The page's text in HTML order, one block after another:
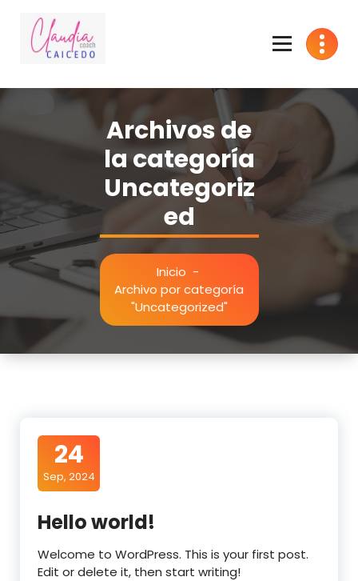
contenido
Archivos de
la categoría
Uncategoriz
ed
Inicio -
Archivo por categoría
"Uncategorized"
24
Sep, 2024
Hello world!
Welcome to WordPress. This is your first post.
Edit or delete it, then start writing!